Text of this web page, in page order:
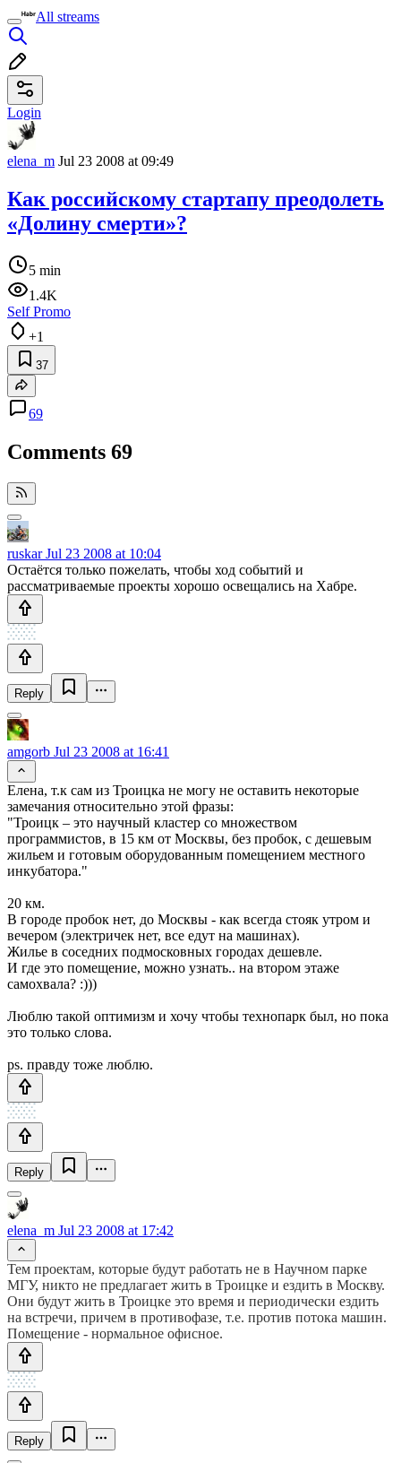
All streams
Login
elena_m Jul 23 2008 at 09:49
Как российскому стартапу преодолеть
«Долину смерти»?
5 min
1.4K
Self Promo
+1
37
69
Comments 69
ruskarJul 23 2008 at 10:04
Остаётся только пожелать, чтобы ход событий и
рассматриваемые проекты хорошо освещались на Хабре.
Reply
amgorb Jul 23 2008 at 16:41
Елена, т.к сам из Троицка не могу не оставить некоторые
замечания относительно этой фразы:
"Троицк – это научный кластер со множеством
программистов, в 15 км от Москвы, без пробок, с дешевым
жильем и готовым оборудованным помещением местного
инкубатора."
20 км.
В городе пробок нет, до Москвы - как всегда стояк утром и
вечером (электричек нет, все едут на машинах).
Жилье в соседних подмосковных городах дешевле.
И где это помещение, можно узнать.. на втором этаже
самохвала? :)))
Люблю такой оптимизм и хочу чтобы технопарк был, но пока
это только слова.
ps. правду тоже люблю.
Reply
elena_m Jul 23 2008 at 17:42
Тем проектам, которые будут работать не в Научном парке
МГУ, никто не предлагает жить в Троицке и ездить в Москву.
Они будут жить в Троицке это время и периодически ездить
на встречи, причем в противофазе, т.е. против потока машин.
Помещение - нормальное офисное.
Reply